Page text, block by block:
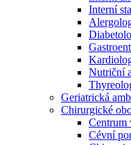
Interní
Nutriční
Geriatrická
Chirurgické
Centrum
Cévní